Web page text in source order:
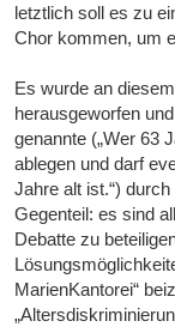
letztlich soll es zu
Chor kommen, um
Es wurde an
herausgeworfen
genannte („Wer 63
ablegen und darf
Jahre alt ist.“)
Gegenteil: es sind
Debatte zu
MarienKantorei“